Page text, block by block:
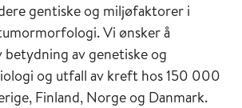
gentiske og miljøfaktorer i
Vi ønsker å
betydning av genetiske og
og utfall av kreft hos 150 000
Finland, Norge og Danmark.